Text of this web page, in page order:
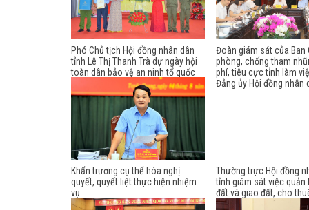
Phó Chủ tịch Hội đồng nhân dân
tỉnh Lê Thị Thanh Trà dự ngày hội
toàn dân bảo vệ an ninh tổ quốc
năm 2026 tại xã Xuân Vân
Đoàn giám sát của Ban
phòng, chống tham
phí, tiêu cực tỉnh làm
Đảng ủy Hội đồng nhân
Khẩn trương cụ thể hóa nghị
quyết, quyết liệt thực hiện nhiệm
vụ
Thường trực Hội đồng
tỉnh giám sát việc quản
đất và giao đất, cho
phường Minh Xuân